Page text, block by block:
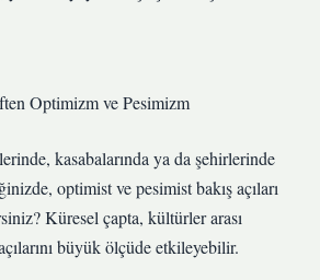
Optimizm ve Pesimizm
kasabalarında ya da şehirlerinde
optimist ve pesimist bakış açıları
Küresel çapta, kültürler arası
büyük ölçüde etkileyebilir.